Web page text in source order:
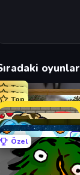
oyunlar
Top
Top
Top
Özel